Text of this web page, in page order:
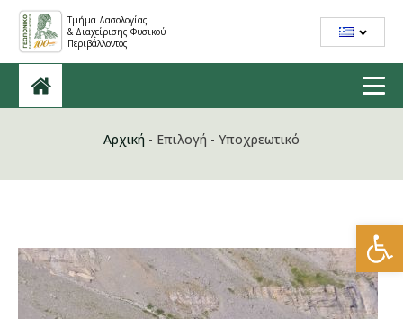
Τμήμα Δασολογίας
& Διαχείρισης Φυσικού
Περιβάλλοντος
Αρχική - Επιλογή - Υποχρεωτικό